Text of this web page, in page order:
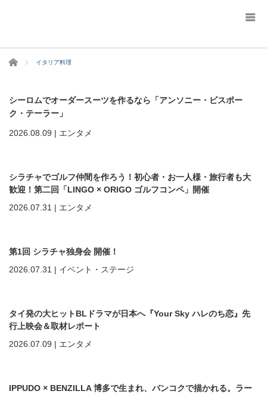
ホーム イタリア料理
シーロムでオーダースーツを作るなら「アンソニー・ビスポー
ク・テーラー」
2026.08.09 | エンタメ
シラチャでゴルフ仲間を作ろう！初心者・お一人様・旅行者も大
歓迎！第二回「LINGO × ORIGO ゴルフコンペ」開催
2026.07.31 | エンタメ
第1回 シラチャ独身会 開催！
2026.07.31 | イベント・ステージ
タイ発の大ヒットBLドラマが日本へ『Your Sky ハレのち恋』先
行上映会＆取材レポート
2026.07.09 | エンタメ
IPPUDO × BENZILLA 博多で生まれ、バンコクで描かれる。ラー